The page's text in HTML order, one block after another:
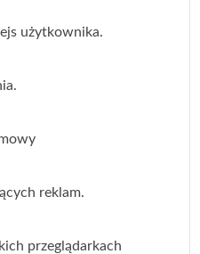
użytkownika.
reklam.
przeglądarkach